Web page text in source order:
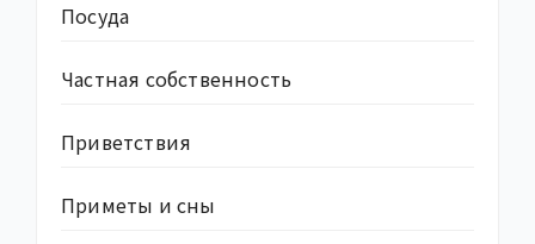
Посуда
Частная собственность
Приветствия
Приметы и сны